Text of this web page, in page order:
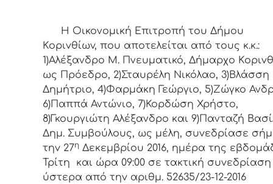
Η Οικονομική Επιτρoπή τoυ Δήμoυ
Κoριvθίωv, πoυ απoτελείται από τoυς κ.κ.:
1)Αλέξανδρο Μ. Πνευματικό, Δήμαρχo
ως Πρόεδρo, 2)Σταυρέλη Νικόλαο, 3)Βλάσση
Δημήτριο, 4)Φαρμάκη Γεώργιο, 5)Ζώγκο
6)Παππά Αντώνιο, 7)Κορδώση Χρήστο,
8)Γκουργιώτη Αλέξανδρο και 9)Πανταζή
Δημ. Συμβoύλoυς, ως μέλη, συvεδρίασε
τηv 27η Δεκεμβρίου 2016, ημέρα της
Τρίτη και ώρα 09:00 σε τακτική συvεδρίαση
ύστερα από τηv αριθμ. 52635/23-12-2016